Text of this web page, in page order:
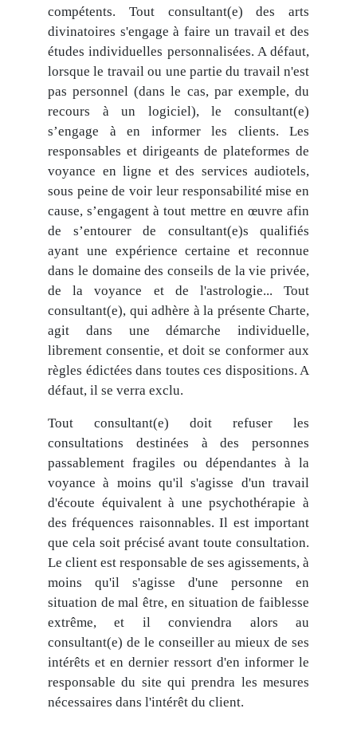
compétents. Tout consultant(e) des arts
divinatoires s'engage à faire un travail et des
études individuelles personnalisées. A défaut,
lorsque le travail ou une partie du travail n'est
pas personnel (dans le cas, par exemple, du
recours à un logiciel), le consultant(e)
s’engage à en informer les clients. Les
responsables et dirigeants de plateformes de
voyance en ligne et des services audiotels,
sous peine de voir leur responsabilité mise en
cause, s’engagent à tout mettre en œuvre afin
de s’entourer de consultant(e)s qualifiés
ayant une expérience certaine et reconnue
dans le domaine des conseils de la vie privée,
de la voyance et de l'astrologie... Tout
consultant(e), qui adhère à la présente Charte,
agit dans une démarche individuelle,
librement consentie, et doit se conformer aux
règles édictées dans toutes ces dispositions. A
défaut, il se verra exclu.
Tout consultant(e) doit refuser les
consultations destinées à des personnes
passablement fragiles ou dépendantes à la
voyance à moins qu'il s'agisse d'un travail
d'écoute équivalent à une psychothérapie à
des fréquences raisonnables. Il est important
que cela soit précisé avant toute consultation.
Le client est responsable de ses agissements, à
moins qu'il s'agisse d'une personne en
situation de mal être, en situation de faiblesse
extrême, et il conviendra alors au
consultant(e) de le conseiller au mieux de ses
intérêts et en dernier ressort d'en informer le
responsable du site qui prendra les mesures
nécessaires dans l'intérêt du client.